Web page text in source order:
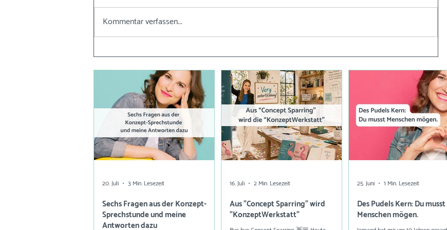
Kommentar verfassen...
Sechs Fragen aus der Konzept-
Sprechstunde und meine
Antworten dazu
20. Juli 3 Min. Lesezeit
Aus "Concept Sparring" wird
"KonzeptWerkstatt"
16. Juli 2 Min. Lesezeit
Des Pudels Kern: Du musst
Menschen mögen.
25. Juni 1 Min. Lesezeit